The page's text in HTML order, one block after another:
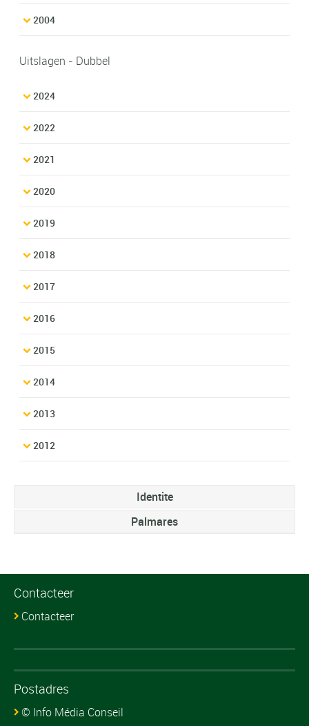
2004
Uitslagen - Dubbel
2024
2022
2021
2020
2019
2018
2017
2016
2015
2014
2013
2012
Identite
Palmares
Contacteer
Contacteer
Postadres
© Info Média Conseil